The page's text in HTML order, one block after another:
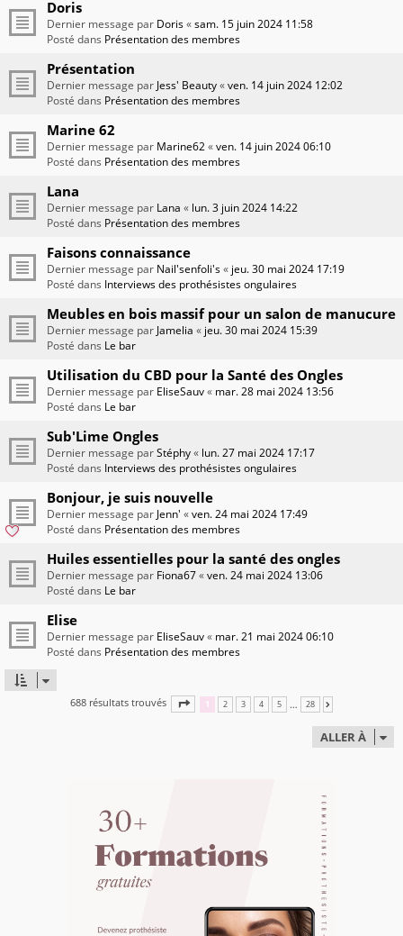
Doris
Dernier message par Doris«sam. 15 juin 2024 11:58
Posté dans Présentation des membres
Présentation
Dernier message par Jess' Beauty«ven. 14 juin 2024 12:02
Posté dans Présentation des membres
Marine 62
Dernier message par Marine62«ven. 14 juin 2024 06:10
Posté dans Présentation des membres
Lana
Dernier message par Lana « lun. 3 juin 2024 14:22
Posté dans Présentation des membres
Faisons connaissance
Dernier message par Nail'senfoli's« jeu. 30 mai 2024 17:19
Posté dans Interviews des prothésistes ongulaires
Meubles en bois massif pour un salon de manucure
Dernier message par Jamelia « jeu. 30 mai 2024 15:39
Posté dans Le bar
Utilisation du CBD pour la Santé des Ongles
Dernier message par EliseSauv« mar. 28 mai 2024 13:56
Posté dans Le bar
Sub'Lime Ongles
Dernier message parStéphy« lun. 27 mai 2024 17:17
Posté dans Interviews des prothésistes ongulaires
Bonjour, je suis nouvelle
Dernier message par Jenn' «ven. 24 mai 2024 17:49
Posté dans Présentation des membres
Huiles essentielles pour la santé des ongles
Dernier message par Fiona67«ven. 24 mai 2024 13:06
Posté dans Le bar
Elise
Dernier message par EliseSauv« mar. 21 mai 2024 06:10
Posté dans Présentation des membres
688 résultats trouvés PAGE SUR 28
1 2 3 4 5 … 28
ALLER À